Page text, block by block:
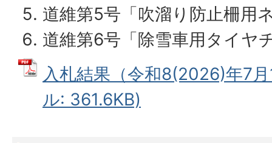
道維第5号「吹溜り防止柵用
道維第6号「除雪車用タイヤ
入札結果（令和8(2026)年7
ル: 361.6KB)